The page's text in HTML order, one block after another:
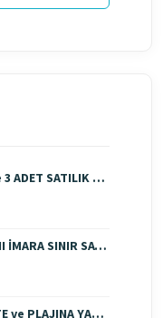
MANSUR DEDE MAH.de 3 ADET SATILIK ARSA
ORGANİZE SANAYİ YANI İMARA SINIR SATILIK ARAZİ
OLYMPOS ANTİK KENTE ve PLAJINA YAKIN SATILIK ARAZİ